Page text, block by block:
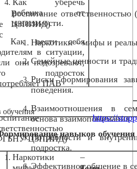
Воспитание
ЦЗПИИД)
Наркотики – мифы и
Семейные ценности и
Риски формирования
поведения.
Взаимоотношения в
основа взаимопонимания.
Потребности и
подростка.
Эффективное общение в
Как уберечь
ребенка от
зависимости.
Как вести себя
в ситуации,
они подозревают,
подросток
ПАВ
ЦЗПИИД)
Наркотики –
https://
навыков